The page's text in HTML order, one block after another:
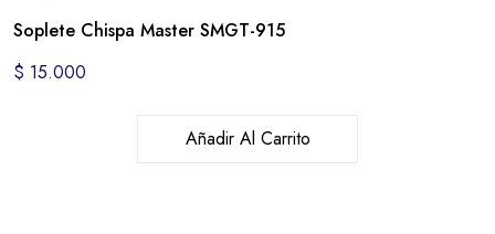
Soplete Chispa Master SMGT-915
$ 15.000
Añadir Al Carrito